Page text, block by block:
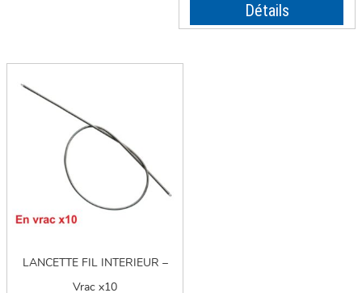
Détails
LANCETTE FIL INTERIEUR –
Vrac x10